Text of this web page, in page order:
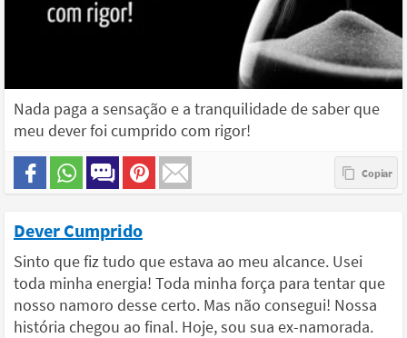
Nada paga a sensação e a tranquilidade de saber que
meu dever foi cumprido com rigor!
Dever Cumprido
Sinto que fiz tudo que estava ao meu alcance. Usei
toda minha energia! Toda minha força para tentar que
nosso namoro desse certo. Mas não consegui! Nossa
história chegou ao final. Hoje, sou sua ex-namorada.